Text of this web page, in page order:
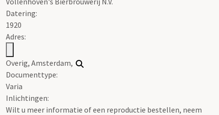
Datering:
1920
Adres:
Overig, Amsterdam,
Documenttype:
Varia
Inlichtingen:
Wilt u meer informatie of een reproductie bestellen, neem